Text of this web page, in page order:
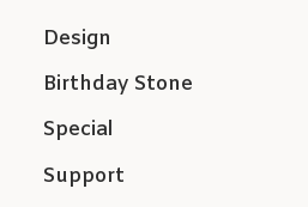
Support
Design
Birthday Stone
Special